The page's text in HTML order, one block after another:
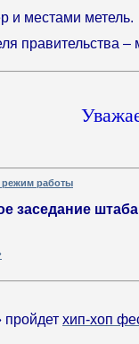
и местами метель.
правительства
режим работы
заседание
пройдет хип-хоп